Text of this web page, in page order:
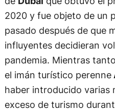
2020 y fue objeto de un
pasado después de que
influyentes decidieran
pandemia. Mientras
el imán turístico perenne
haber introducido varias
exceso de turismo